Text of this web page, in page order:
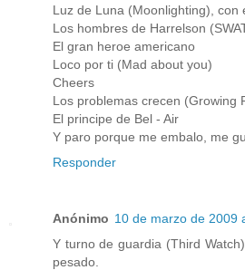
Luz de Luna (Moonlighting), con
Los hombres de Harrelson
El gran heroe americano
Loco por ti (Mad about you)
Cheers
Los problemas crecen (Growing
El principe de Bel - Air
Y paro porque me embalo, me
Responder
Anónimo 10 de marzo de 2009
Y turno de guardia (Third
pesado.